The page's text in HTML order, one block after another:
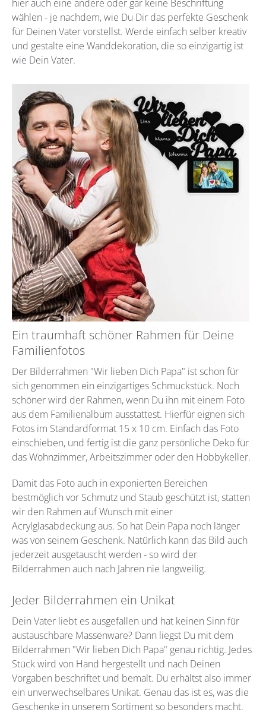
hier auch eine andere oder gar keine Beschriftung
wählen - je nachdem, wie Du Dir das perfekte Geschenk
für Deinen Vater vorstellst. Werde einfach selber kreativ
und gestalte eine Wanddekoration, die so einzigartig ist
wie Dein Vater.
Ein traumhaft schöner Rahmen für Deine
Familienfotos
Der Bilderrahmen "Wir lieben Dich Papa" ist schon für
sich genommen ein einzigartiges Schmuckstück. Noch
schöner wird der Rahmen, wenn Du ihn mit einem Foto
aus dem Familienalbum ausstattest. Hierfür eignen sich
Fotos im Standardformat 15 x 10 cm. Einfach das Foto
einschieben, und fertig ist die ganz persönliche Deko für
das Wohnzimmer, Arbeitszimmer oder den Hobbykeller.
Damit das Foto auch in exponierten Bereichen
bestmöglich vor Schmutz und Staub geschützt ist, statten
wir den Rahmen auf Wunsch mit einer
Acrylglasabdeckung aus. So hat Dein Papa noch länger
was von seinem Geschenk. Natürlich kann das Bild auch
jederzeit ausgetauscht werden - so wird der
Bilderrahmen auch nach Jahren nie langweilig.
Jeder Bilderrahmen ein Unikat
Dein Vater liebt es ausgefallen und hat keinen Sinn für
austauschbare Massenware? Dann liegst Du mit dem
Bilderrahmen "Wir lieben Dich Papa" genau richtig. Jedes
Stück wird von Hand hergestellt und nach Deinen
Vorgaben beschriftet und bemalt. Du erhältst also immer
ein unverwechselbares Unikat. Genau das ist es, was die
Geschenke in unserem Sortiment so besonders macht.